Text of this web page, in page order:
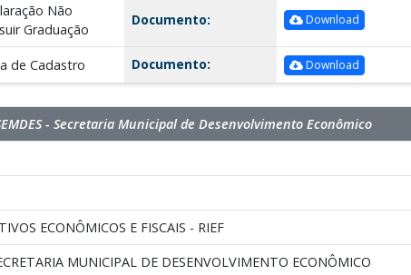
Não
Graduação
Documento: Download
de Cadastro Documento: Download
- Secretaria Municipal de Desenvolvimento Econômico
ECONÔMICOS E FISCAIS - RIEF
MUNICIPAL DE DESENVOLVIMENTO ECONÔMICO